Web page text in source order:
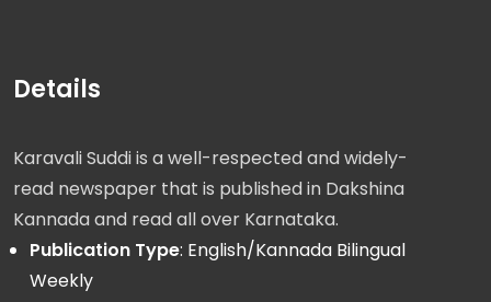
Details
Karavali Suddi is a well-respected and widely-
read newspaper that is published in Dakshina
Kannada and read all over Karnataka.
Publication Type: English/Kannada Bilingual
Weekly